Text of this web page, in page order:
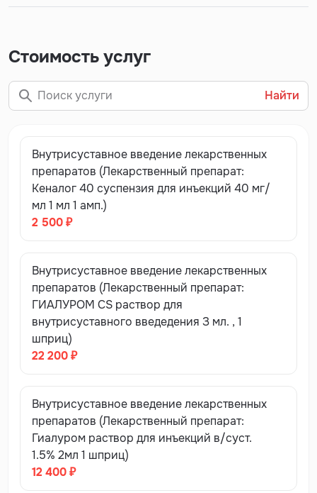
Стоимость услуг
Найти
Внутрисуставное введение лекарственных
препаратов (Лекарственный препарат:
Кеналог 40 суспензия для инъекций 40 мг/
мл 1 мл 1 амп.)
2 500 ₽
Внутрисуставное введение лекарственных
препаратов (Лекарственный препарат:
ГИАЛУРОМ CS раствор для
внутрисуставного введедения З мл. , 1
шприц)
22 200 ₽
Внутрисуставное введение лекарственных
препаратов (Лекарственный препарат:
Гиалуром раствор для инъекций в/суст.
1.5% 2мл 1 шприц)
12 400 ₽